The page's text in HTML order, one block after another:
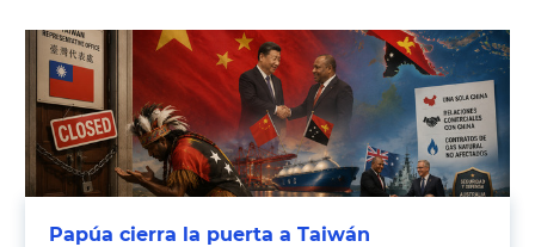
Papúa cierra la puerta a Taiwán